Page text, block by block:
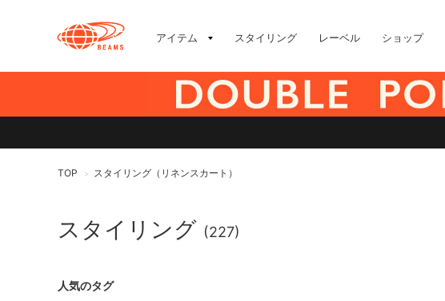
アイテム スタイリング レーベル ショップ
TOP > スタイリング（リネンスカート）
スタイリング (227)
人気のタグ